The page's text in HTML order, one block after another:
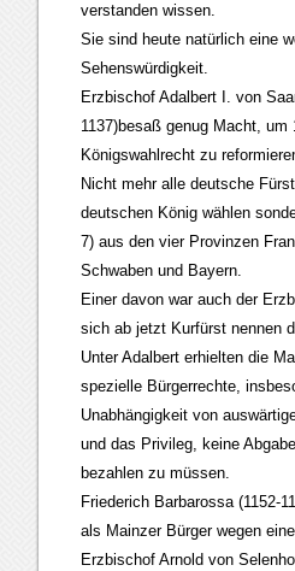
verstanden wissen.
Sie sind heute natürlich eine
Sehenswürdigkeit.
Erzbischof Adalbert I. von
1137)besaß genug Macht, um
Königswahlrecht zu
Nicht mehr alle deutsche
deutschen König wählen
7) aus den vier Provinzen
Schwaben und Bayern.
Einer davon war auch der
sich ab jetzt Kurfürst nennen
Unter Adalbert erhielten die
spezielle Bürgerrechte,
Unabhängigkeit von
und das Privileg, keine
bezahlen zu müssen.
Friederich Barbarossa (1152-
als Mainzer Bürger wegen
Erzbischof Arnold von